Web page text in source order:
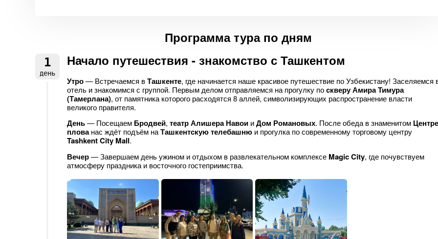
Программа тура по дням
1
день
Начало путешествия - знакомство с Ташкентом
Утро— Встречаемся вТашкенте, где начинается наше красивое путешествие по Узбекистану! Заселяемся
отель и знакомимся с группой. Первым делом отправляемся на прогулку поскверу Амира Тимура
(Тамерлана), от памятника которого расходятся 8 аллей, символизирующих распространение власти
великого правителя.
День— Посещаем Бродвей, театр Алишера Навои иДом Романовых. После обеда в знаменитом Центре
плованас ждёт подъём наТашкентскую телебашню и прогулка по современному торговому центру
Tashkent City Mall.
Вечер— Завершаем день ужином и отдыхом в развлекательном комплексе Magic City, где почувствуем
атмосферу праздника и восточного гостеприимства.